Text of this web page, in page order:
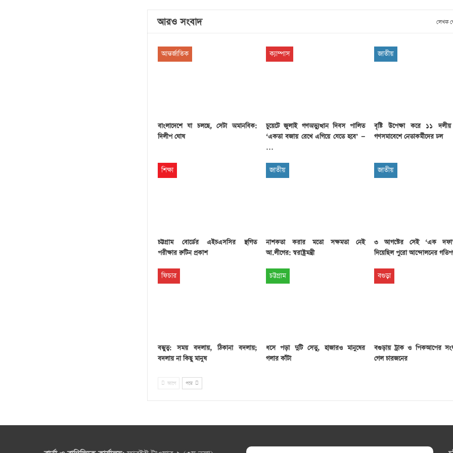
আরও সংবাদ লেখক
আন্তর্জাতিক
বাংলাদেশে যা চলছে, সেটা অমানবিক:
দিলীপ ঘোষ
ক্যাম্পাস
চুয়েটে জুলাই গণঅভ্যুত্থান দিবস পালিত
‘একতা বজায় রেখে এগিয়ে যেতে হবে’ —
…
জাতীয়
বৃষ্টি উপেক্ষা করে ১১
গণসমাবেশে নেতাকর্মীদের ঢল
শিক্ষা
চট্টগ্রাম বোর্ডের এইচএসসির স্থগিত
পরীক্ষার রুটিন প্রকাশ
জাতীয়
নাশকতা করার মতো সক্ষমতা নেই
আ.লীগের: স্বরাষ্ট্রমন্ত্রী
জাতীয়
৩ আগস্টের সেই ‘এক
দিয়েছিল পুরো আন্দোলনের
ফিচার
বন্ধুত্ব: সময় বদলায়, ঠিকানা বদলায়;
বদলায় না কিছু মানুষ
চট্টগ্রাম
ধসে পড়া দুটি সেতু, হাজারও মানুষের
গলার কাঁটা
বগুড়া
বগুড়ায় ট্রাক ও পিকআপের
গেল চারজনের
আগে পরে